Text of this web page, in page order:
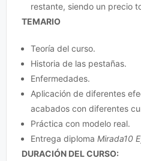
restante, siendo un precio
TEMARIO
Teoría del curso.
Historia de las pestañas.
Enfermedades.
Aplicación de diferentes
acabados con diferentes
Práctica con modelo real.
Entrega diploma Mirada10
DURACIÓN DEL CURSO: